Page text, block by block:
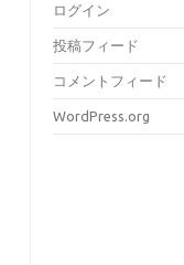
ログイン
投稿フィード
コメントフィード
WordPress.org